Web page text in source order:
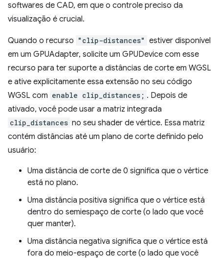
softwares de CAD, em que o controle preciso da
visualização é crucial.
Quando o recurso "clip-distances" estiver disponível
em um GPUAdapter, solicite um GPUDevice com esse
recurso para ter suporte a distâncias de corte em WGSL
e ative explicitamente essa extensão no seu código
WGSL com enable clip_distances; . Depois de
ativado, você pode usar a matriz integrada
clip_distances no seu shader de vértice. Essa matriz
contém distâncias até um plano de corte definido pelo
usuário:
Uma distância de corte de 0 significa que o vértice
está no plano.
Uma distância positiva significa que o vértice está
dentro do semiespaço de corte (o lado que você
quer manter).
Uma distância negativa significa que o vértice está
fora do meio-espaço de corte (o lado que você